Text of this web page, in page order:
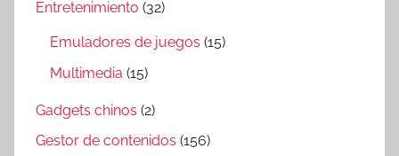
Entretenimiento (32)
Emuladores de juegos (15)
Multimedia (15)
Gadgets chinos (2)
Gestor de contenidos (156)